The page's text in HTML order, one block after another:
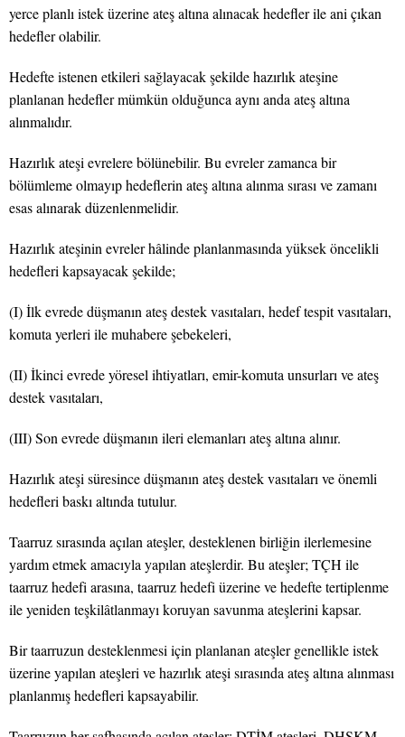
yerce planlı istek üzerine ateş altına alınacak hedefler ile ani çıkan
hedefler olabilir.
Hedefte istenen etkileri sağlayacak şekilde hazırlık ateşine
planlanan hedefler mümkün olduğunca aynı anda ateş altına
alınmalıdır.
Hazırlık ateşi evrelere bölünebilir. Bu evreler zamanca bir
bölümleme olmayıp hedeflerin ateş altına alınma sırası ve zamanı
esas alınarak düzenlenmelidir.
Hazırlık ateşinin evreler hâlinde planlanmasında yüksek öncelikli
hedefleri kapsayacak şekilde;
(I) İlk evrede düşmanın ateş destek vasıtaları, hedef tespit vasıtaları,
komuta yerleri ile muhabere şebekeleri,
(II) İkinci evrede yöresel ihtiyatları, emir-komuta unsurları ve ateş
destek vasıtaları,
(III) Son evrede düşmanın ileri elemanları ateş altına alınır.
Hazırlık ateşi süresince düşmanın ateş destek vasıtaları ve önemli
hedefleri baskı altında tutulur.
Taarruz sırasında açılan ateşler, desteklenen birliğin ilerlemesine
yardım etmek amacıyla yapılan ateşlerdir. Bu ateşler; TÇH ile
taarruz hedefi arasına, taarruz hedefi üzerine ve hedefte tertiplenme
ile yeniden teşkilâtlanmayı koruyan savunma ateşlerini kapsar.
Bir taarruzun desteklenmesi için planlanan ateşler genellikle istek
üzerine yapılan ateşleri ve hazırlık ateşi sırasında ateş altına alınması
planlanmış hedefleri kapsayabilir.